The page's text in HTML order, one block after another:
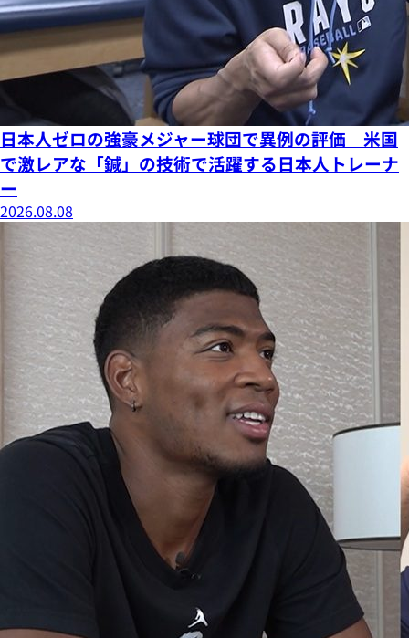
日本人ゼロの強豪メジャー球団で異例の評価 米国
で激レアな「鍼」の技術で活躍する日本人トレーナ
ー
2026.08.08